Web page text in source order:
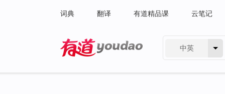
词典 翻译 有道精品课 云笔记
中英